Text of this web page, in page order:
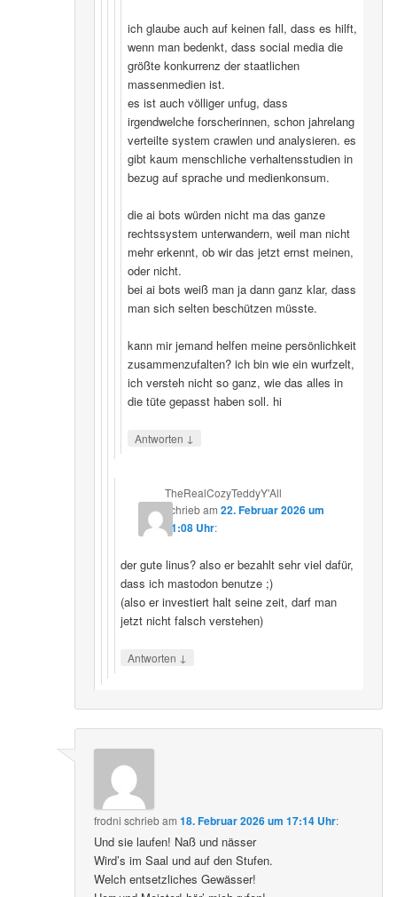
ich glaube auch auf keinen fall, dass es hilft,
wenn man bedenkt, dass social media die
größte konkurrenz der staatlichen
massenmedien ist.
es ist auch völliger unfug, dass
irgendwelche forscherinnen, schon jahrelang
verteilte system crawlen und analysieren. es
gibt kaum menschliche verhaltensstudien in
bezug auf sprache und medienkonsum.
die ai bots würden nicht ma das ganze
rechtssystem unterwandern, weil man nicht
mehr erkennt, ob wir das jetzt ernst meinen,
oder nicht.
bei ai bots weiß man ja dann ganz klar, dass
man sich selten beschützen müsste.
kann mir jemand helfen meine persönlichkeit
zusammenzufalten? ich bin wie ein wurfzelt,
ich versteh nicht so ganz, wie das alles in
die tüte gepasst haben soll. hi
Antworten ↓
TheRealCozyTeddyY'All
schriebam22. Februar 2026 um
21:08 Uhr:
der gute linus? also er bezahlt sehr viel dafür,
dass ich mastodon benutze ;)
(also er investiert halt seine zeit, darf man
jetzt nicht falsch verstehen)
Antworten ↓
frodni schriebam18. Februar 2026 um 17:14 Uhr:
Und sie laufen! Naß und nässer
Wird’s im Saal und auf den Stufen.
Welch entsetzliches Gewässer!